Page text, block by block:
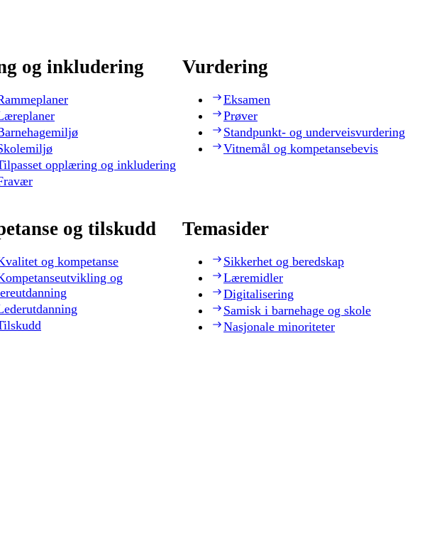
og inkludering
opplæring og inkludering
Vurdering
Eksamen
Prøver
Standpunkt- og underveisvurdering
Vitnemål og kompetansebevis
og tilskudd
og kompetanse
og
Temasider
Sikkerhet og beredskap
Læremidler
Digitalisering
Samisk i barnehage og skole
Nasjonale minoriteter